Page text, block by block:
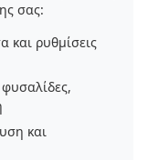
σας:
και ρυθμίσεις
και